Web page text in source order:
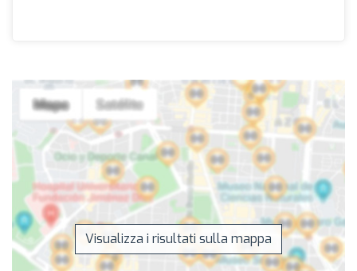
Visualizza i risultati sulla mappa